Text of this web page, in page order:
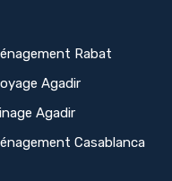
Rabat
Agadir
Agadir
Casablanca